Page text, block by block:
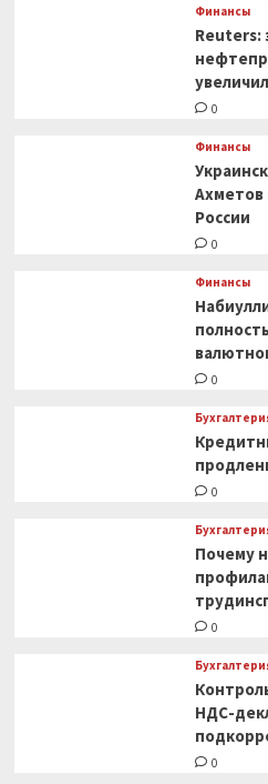
декларации
Финансы
Reuters:
0
Финансы
Ахметов
России
0
Финансы
0
0
Почему
0
НДС-
0